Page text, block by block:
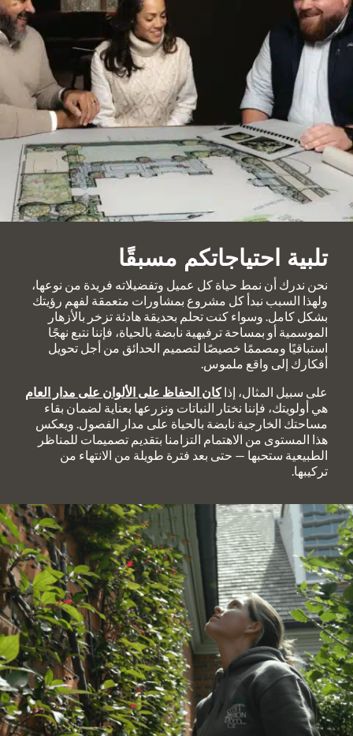
تلبية احتياجاتكم مسبقًا
نحن ندرك أن نمط حياة كل عميل وتفضيلاته فريدة من نوعها،
ولهذا السبب نبدأ كل مشروع بمشاورات متعمقة لفهم رؤيتك
بشكل كامل. وسواء كنت تحلم بحديقة هادئة تزخر بالأزهار
الموسمية أو بمساحة ترفيهية نابضة بالحياة، فإننا نتبع نهجًا
استباقيًا ومصممًا خصيصًا لتصميم الحدائق من أجل تحويل
أفكارك إلى واقع ملموس.
على سبيل المثال، إذاكان الحفاظ على الألوان على مدار العام
هي أولويتك، فإننا نختار النباتات ونزرعها بعناية لضمان بقاء
مساحتك الخارجية نابضة بالحياة على مدار الفصول. ويعكس
هذا المستوى من الاهتمام التزامنا بتقديم تصميمات للمناظر
الطبيعية ستحبها — حتى بعد فترة طويلة من الانتهاء من
تركيبها.